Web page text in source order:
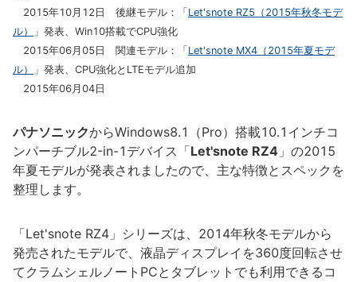
2015年10月12日 後継モデル：「 Let'snote RZ5（2015年秋冬モデ
ル）
」発表、Win10搭載でCPU強化
2015年06月05日 関連モデル：「 Let'snote MX4（2015年夏モデ
ル）
」発表、CPU強化とLTEモデル追加
2015年06月04日
パナソニックからWindows8.1（Pro）搭載10.1インチコ
ンパーチブル2-in-1デバイス「Let'snote RZ4 」の2015
年夏モデルが発表されましたので、主な特徴とスペックを
整理します。
「Let'snote RZ4」シリーズは、2014年秋冬モデルから
発売されたモデルで、液晶ディスプレイを360度回転させ
てクラムシェルノートPCとタブレットでも利用できるコ